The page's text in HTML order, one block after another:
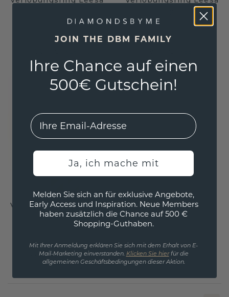
Exkl. MwSt. & Zölle Exkl. MwSt. & Zölle
Verlobungsring Leesa
1 express
1.460,- €1.825,- €
JOIN THE DBM FAMILY
Ihre Chance auf einen
500€ Gutschein!
EMail
Ja, ich mache mit
Melden Sie sich an für exklusive Angebote,
Early Access und Inspiration. Neue Members
haben zusätzlich die Chance auf 500 €
Shopping-Guthaben.
Mit Ihrer Anmeldung erklären Sie sich mit dem Erhalt von E-
Mail-Marketing einverstanden. Klicken Sie hierfür die
allgemeinen Geschäftsbedingungen dieser Aktion.